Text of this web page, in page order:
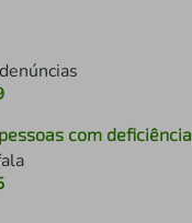
com deficiência